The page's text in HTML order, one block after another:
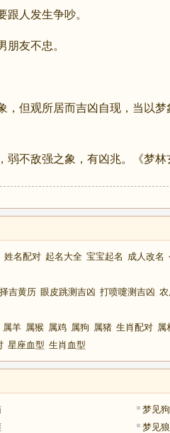
跟人发生争吵。
友不忠。
但观所居而吉凶自现，当以梦
不敌强之象，有凶兆。《梦林
姓名配对 起名大全 宝宝起名 成人改名
择吉黄历 眼皮跳测吉凶 打喷嚏测吉凶
属羊 属猴 属鸡 属狗 属猪 生肖配对 属
星座血型 生肖血型
梦见狗
梦见狼